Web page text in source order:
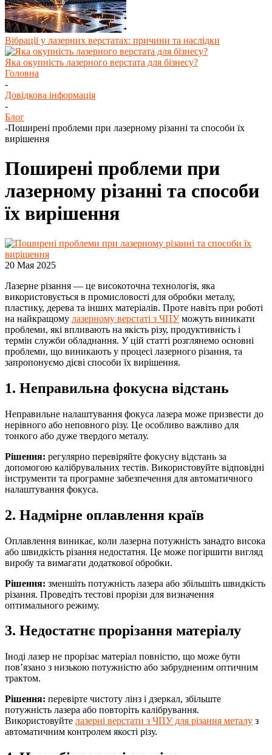
Вібрації у лазерних верстатах: причини та наслідки
Яка окупність лазерного верстата для бізнесу?
Головна
-
Довідкова інформація
-
Блог
-Поширені проблеми при лазерному різанні та способи їх
вирішення
Поширені проблеми при
лазерному різанні та способи
їх вирішення
20 Мая 2025
Лазерне різання — це високоточна технологія, яка
використовується в промисловості для обробки металу,
пластику, дерева та інших матеріалів. Проте навіть при роботі
на найкращому лазерному верстаті з ЧПУможуть виникати
проблеми, які впливають на якість різу, продуктивність і
термін служби обладнання. У цій статті розглянемо основні
проблеми, що виникають у процесі лазерного різання, та
запропонуємо дієві способи їх вирішення.
1. Неправильна фокусна відстань
Неправильне налаштування фокуса лазера може призвести до
нерівного або неповного різу. Це особливо важливо для
тонкого або дуже твердого металу.
Рішення: регулярно перевіряйте фокусну відстань за
допомогою калібрувальних тестів. Використовуйте відповідні
інструменти та програмне забезпечення для автоматичного
налаштування фокуса.
2. Надмірне оплавлення країв
Оплавлення виникає, коли лазерна потужність занадто висока
або швидкість різання недостатня. Це може погіршити вигляд
виробу та вимагати додаткової обробки.
Рішення: зменшіть потужність лазера або збільшіть швидкість
різання. Проведіть тестові прорізи для визначення
оптимального режиму.
3. Недостатнє прорізання матеріалу
Іноді лазер не прорізає матеріал повністю, що може бути
пов’язано з низькою потужністю або забрудненим оптичним
трактом.
Рішення: перевірте чистоту лінз і дзеркал, збільште
потужність лазера або повторіть калібрування.
Використовуйте лазерні верстати з ЧПУ для різання металу з
автоматичним контролем якості різу.